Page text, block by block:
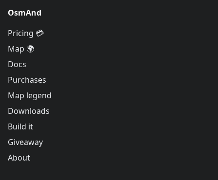
OsmAnd
Pricing 💳
Map 🌍
Docs
Purchases
Map legend
Downloads
Build it
Giveaway
About